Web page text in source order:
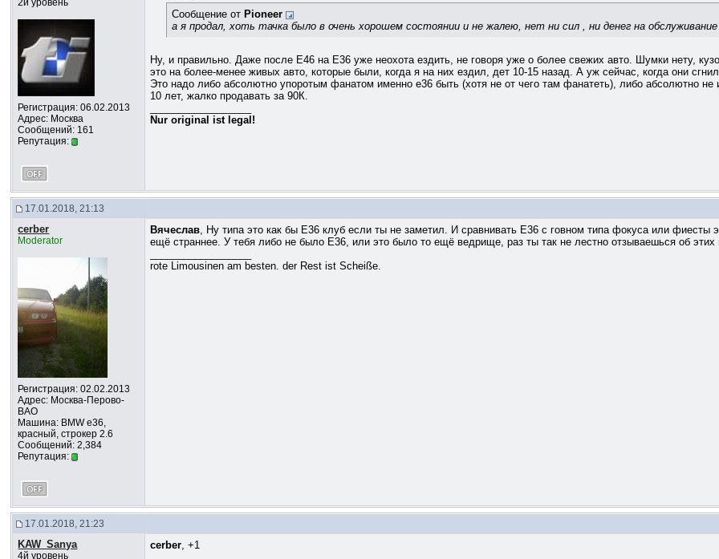
2й уровень
Регистрация: 06.02.2013
Адрес: Москва
Сообщений: 161
Репутация:
Сообщение от Pioneer
а я продал, хоть тачка было в очень хорошем состоянии и не жалею, нет ни сил , ни денег на
Ну, и правильно. Даже после Е46 на Е36 уже неохота ездить, не говоря уже о более свежих авто. Шумки нету,
это на более-менее живых авто, которые были, когда я на них ездил, дет 10-15 назад. А уж сейчас, когда они
Это надо либо абсолютно упоротым фанатом именно е36 быть (хотя не от чего там фанатеть), либо абсолютно
10 лет, жалко продавать за 90К.
Nur original ist legal!
17.01.2018, 21:13
cerber
Moderator
Регистрация: 02.02.2013
Адрес: Москва-Перово-
ВАО
Машина: BMW e36,
красный, строкер 2.6
Сообщений: 2,384
Репутация:
Вячеслав, Ну типа это как бы Е36 клуб если ты не заметил. И сравнивать Е36 с говном типа фокуса или фиесты
ещё страннее. У тебя либо не было Е36, или это было то ещё ведрище, раз ты так не лестно отзываешься об
rote Limousinen am besten. der Rest ist Scheiße.
17.01.2018, 21:23
KAW_Sanya
4й уровень
cerber, +1